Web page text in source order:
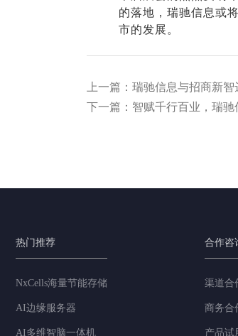
的落地，瑞驰信息或
市的发展。
上一篇：瑞驰信息与招商新
下一篇：智赋千行百业，瑞
热门推荐
NxCells海量节能存储
AI边缘服务器
AI多维智脑一体机
合作咨
渠道合
商务合
产品试